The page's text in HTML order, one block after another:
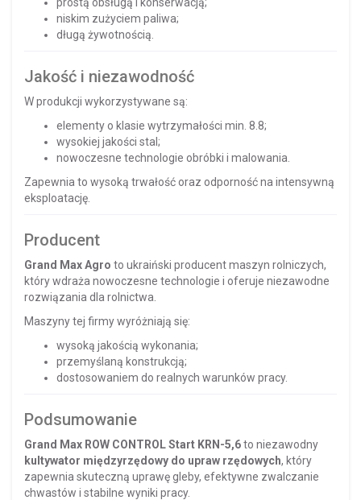
niskim zużyciem paliwa;
długą żywotnością.
Jakość i niezawodność
W produkcji wykorzystywane są:
elementy o klasie wytrzymałości min. 8.8;
wysokiej jakości stal;
nowoczesne technologie obróbki i malowania.
Zapewnia to wysoką trwałość oraz odporność na intensywną
eksploatację.
Producent
Grand Max Agro to ukraiński producent maszyn rolniczych,
który wdraża nowoczesne technologie i oferuje niezawodne
rozwiązania dla rolnictwa.
Maszyny tej firmy wyróżniają się:
wysoką jakością wykonania;
przemyślaną konstrukcją;
dostosowaniem do realnych warunków pracy.
Podsumowanie
Grand Max ROW CONTROL Start KRN-5,6to niezawodny
kultywator międzyrzędowy do upraw rzędowych, który
zapewnia skuteczną uprawę gleby, efektywne zwalczanie
chwastów i stabilne wyniki pracy.